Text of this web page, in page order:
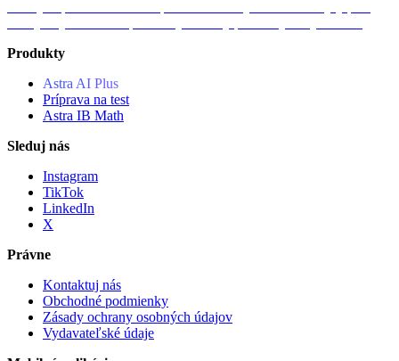
Produkty
Astra AI Plus
Príprava na test
Astra IB Math
Sleduj nás
Instagram
TikTok
LinkedIn
X
Právne
Kontaktuj nás
Obchodné podmienky
Zásady ochrany osobných údajov
Vydavateľské údaje